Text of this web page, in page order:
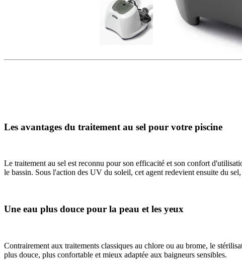
Les avantages du traitement au sel pour votre piscine
Le traitement au sel est reconnu pour son efficacité et son confort
le bassin. Sous l'action des UV du soleil, cet agent redevient ensuite du
Une eau plus douce pour la peau et les yeux
Contrairement aux traitements classiques au chlore ou au brome, le
plus douce, plus confortable et mieux adaptée aux baigneurs sensibles.